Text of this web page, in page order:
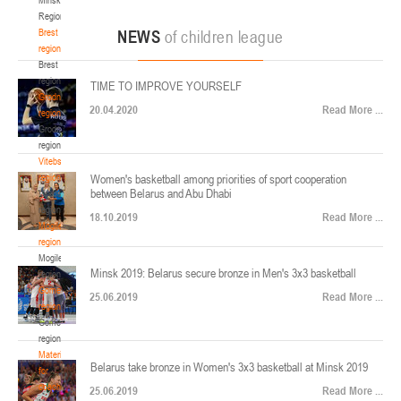
Region
Brest
region
Brest
region
Grodno
region
Grodno
region
Vitebsk
region
Vitebsk
region
Mogilev
region
Mogilev
region
Gomel
region
Gomel
region
Materials
for
coaches
ул. Ленинградская, 4
Минск
Финал четырех – юноши 2014-2015 гг.р., Дивизион 2, 22-24 апреля 2026 г., г.
Минск, ул. Стадионная, 3
U-12, девушки
V тур – девушки 2014-2015 гг.р., Дивизион 1, 17-19 апреля 2026 г., г. Гомель,
ул. Б.Хмельницкого, 118а
Минск
Финал 4-х – девушки 2010-2011 гг.р., Дивизион 2, 14-16 апреля 2026 г., г.
Минск, ул. Стадионная, 3
NEWS of children league
TIME TO IMPROVE YOURSELF
20.04.2020 Read More ...
Women's basketball among priorities of sport cooperation
between Belarus and Abu Dhabi
18.10.2019 Read More ...
Minsk 2019: Belarus secure bronze in Men's 3x3 basketball
25.06.2019 Read More ...
Belarus take bronze in Women's 3x3 basketball at Minsk 2019
25.06.2019 Read More ...